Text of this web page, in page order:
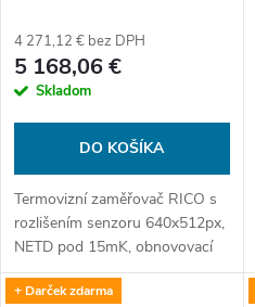
4 271,12 € bez DPH
5 168,06 €
Skladom
DO KOŠÍKA
Termovizní zaměřovač RICO s
rozlišením senzoru 640x512px,
NETD pod 15mK, obnovovací
frekvencí 60Hz, Algoritmem
REALITY +, balistickým
+ Darček zdarma